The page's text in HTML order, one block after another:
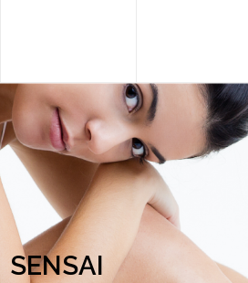
SENSAI